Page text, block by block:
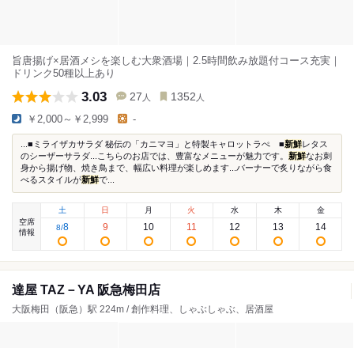
旨唐揚げ×居酒メシを楽しむ大衆酒場｜2.5時間飲み放題付コース充実｜
ドリンク50種以上あり
3.03 27 人 1352 人
￥2,000～￥2,999 -
...■ミライザカサラダ 秘伝の「カニマヨ」と特製キャロットラぺ ■新鮮レタス
のシーザーサラダ...こちらのお店では、豊富なメニューが魅力です。 新鮮なお刺
身から揚げ物、焼き鳥まで、幅広い料理が楽しめます...バーナーで炙りながら食
べるスタイルが新鮮で...
空席
情報
土
8/8
日
9
月
10
火
11
水
12
木
13
金
14
達屋 TAZ－YA 阪急梅田店
大阪梅田（阪急）駅 224m / 創作料理、しゃぶしゃぶ、居酒屋